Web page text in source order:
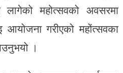
महोत्सवको अवसरमा
आयोजना गरीएको महोंत्सवका
।